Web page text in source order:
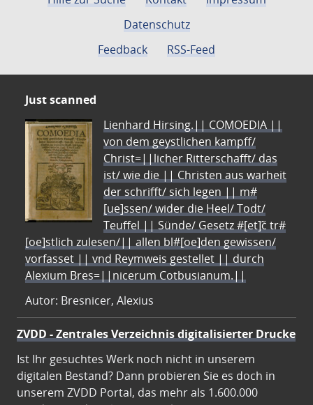
Datenschutz
Feedback
RSS-Feed
Just scanned
Lienhard Hirsing.|| COMOEDIA ||
von dem geystlichen kampff/
Christ=||licher Ritterschafft/ das
ist/ wie die || Christen aus warheit
der schrifft/ sich legen || m#
[ue]ssen/ wider die Heel/ Todt/
Teuffel || Sünde/ Gesetz #[et]c̃ tr#
[oe]stlich zulesen/|| allen bl#[oe]den gewissen/
vorfasset || vnd Reymweis gestellet || durch
Alexium Bres=||nicerum Cotbusianum.||
Autor: Bresnicer, Alexius
ZVDD - Zentrales Verzeichnis digitalisierter Drucke
Ist Ihr gesuchtes Werk noch nicht in unserem
digitalen Bestand? Dann probieren Sie es doch in
unserem ZVDD Portal, das mehr als 1.600.000